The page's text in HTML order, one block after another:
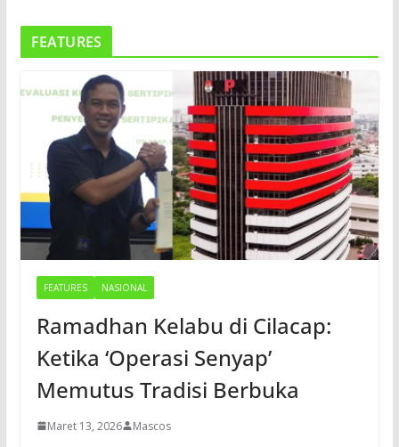
FEATURES
FEATURES NASIONAL
Ramadhan Kelabu di Cilacap:
Ketika ‘Operasi Senyap’
Memutus Tradisi Berbuka
Maret 13, 2026 Mascos